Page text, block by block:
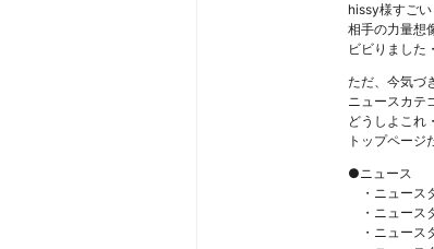
hissy様すごい
相手の力量想
ビビりました
ただ、今気づ
ニュースカテ
どうしよこれ
トップページ
●ニュース
・ニュース
・ニュース
・ニュース